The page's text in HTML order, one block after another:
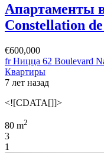
Апартаменты
Constellation
€600,000
fr Ницца 62 Boulevard
Квартиры
7 лет назад
<![CDATA[]]>
80 m2
3
1